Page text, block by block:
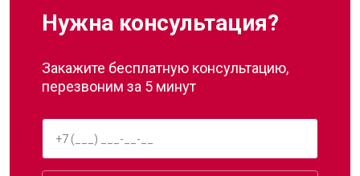
Нужна консультация?
Закажите бесплатную консультацию,
перезвоним за 5 минут